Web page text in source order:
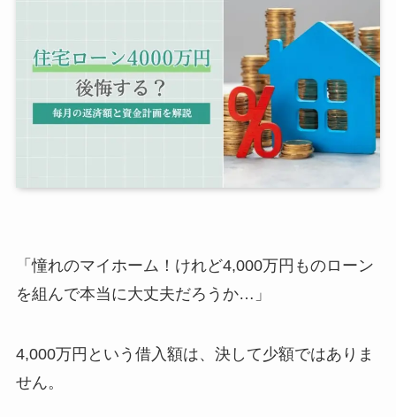
「憧れのマイホーム！けれど4,000万円ものローン
を組んで本当に大丈夫だろうか…」
4,000万円という借入額は、決して少額ではありま
せん。